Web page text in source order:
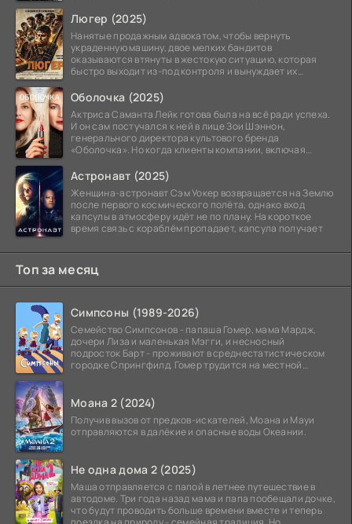
Люгер (2025)
Нанятые продажным адвокатом, чтобы вернуть
украденную машину, двое мелких бандитов
оказываются втянуты в жестокую ситуацию, которая
быстро выходит из-под контроля и вынуждает их
Оболочка (2025)
Актриса Саманта Лейк готова была на всё ради успеха.
И он сам постучался к ней в лице Зои Шэннон,
генерального директора культового бренда
«Оболочка». Но когда клиенты компании, включая
Астронавт (2025)
Женщина-астронавт Сэм Уокер возвращается на Землю
после первого космического полёта, однако вход
капсулы в атмосферу идёт не по плану. На короткое
время связь с кораблём пропадает, капсула получает
Топ за месяц
Симпсоны (1989-2026)
Семейство Симпсонов - папаша Гомер, мама Мардж,
дочери Лиза и маленькая Мэгги, и несносный
подросток Барт - проживают в среднестатистическом
городке Спрингфилд. Гомер трудится на местной
Моана 2 (2024)
Получив вызов от предков-искателей, Моана и Мауи
отправляются в далёкие и опасные воды Океании.
Не одна дома 2 (2025)
Маша отправляется с папой в летнее путешествие в
автодоме. Три года назад мама и папа пообещали дочке,
что будут проводить больше времени вместе и теперь